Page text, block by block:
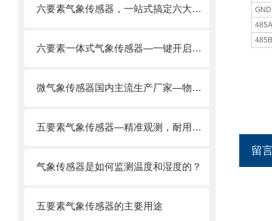
六要素气象传感器，一站式搞定六大气象要素监测！
六要素一体式气象传感器—一键开启即可同时监测气象六要素操作简单便捷。
微气象传感器国内主流生产厂家—物超所值让人满意2025全+境+派+送
五要素气象传感器—精准观测，耐用免维护的一体化微气象传感器@风途推送
气象传感器是如何监测温度和湿度的？
五要素气象传感器的主要用途
GND
485A
485B
留